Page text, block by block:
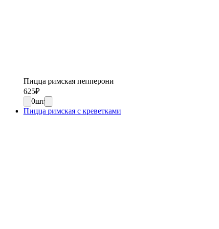
Пицца римская пепперони
625₽
0шт
Пицца римская с креветками